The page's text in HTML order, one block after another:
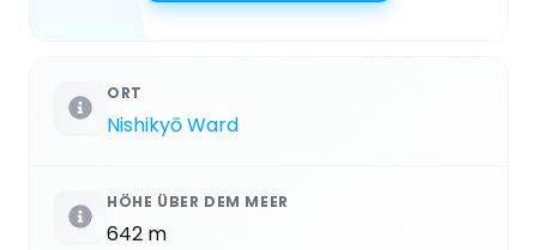
ORT
Nishikyō Ward
HÖHE ÜBER DEM MEER
642 m